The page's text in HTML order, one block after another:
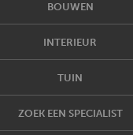
BOUWEN
INTERIEUR
TUIN
ZOEK EEN SPECIALIST